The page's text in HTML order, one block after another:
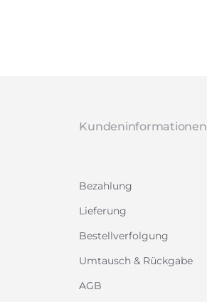
Kundeninformationen
Bezahlung
Lieferung
Bestellverfolgung
Umtausch & Rückgabe
AGB